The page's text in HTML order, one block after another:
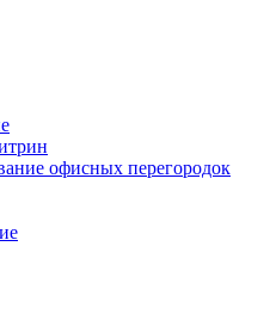
офисных перегородок